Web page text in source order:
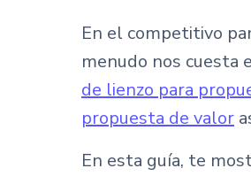
En el competitivo
menudo nos cuesta
de lienzo para
propuesta de valor
En esta guía, te